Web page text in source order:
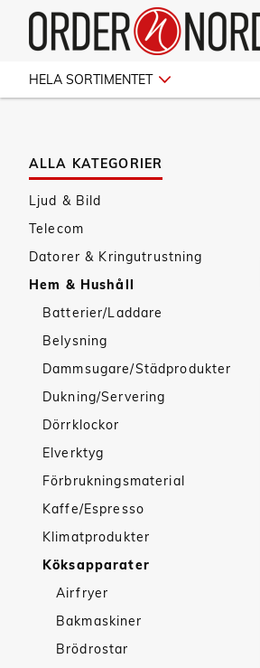
HELA SORTIMENTET
ALLA KATEGORIER
Ljud & Bild
Telecom
Datorer & Kringutrustning
Hem & Hushåll
Batterier/Laddare
Belysning
Dammsugare/Städprodukter
Dukning/Servering
Dörrklockor
Elverktyg
Förbrukningsmaterial
Kaffe/Espresso
Klimatprodukter
Köksapparater
Airfryer
Bakmaskiner
Brödrostar